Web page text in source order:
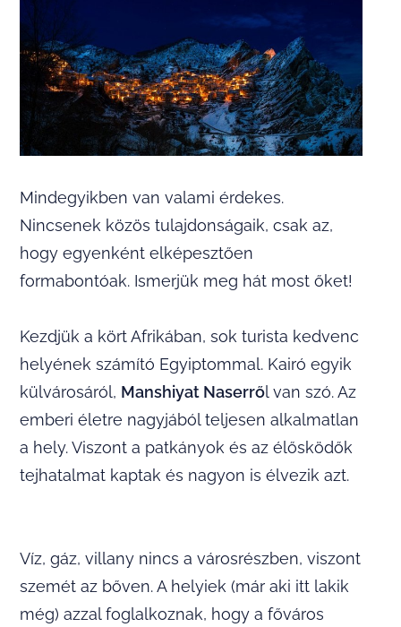
Mindegyikben van valami érdekes.
Nincsenek közös tulajdonságaik, csak az,
hogy egyenként elképesztően
formabontóak. Ismerjük meg hát most őket!
Kezdjük a kört Afrikában, sok turista kedvenc
helyének számító Egyiptommal. Kairó egyik
külvárosáról, Manshiyat Naserről van szó. Az
emberi életre nagyjából teljesen alkalmatlan
a hely. Viszont a patkányok és az élősködők
tejhatalmat kaptak és nagyon is élvezik azt.
Víz, gáz, villany nincs a városrészben, viszont
szemét az bőven. A helyiek (már aki itt lakik
még) azzal foglalkoznak, hogy a főváros